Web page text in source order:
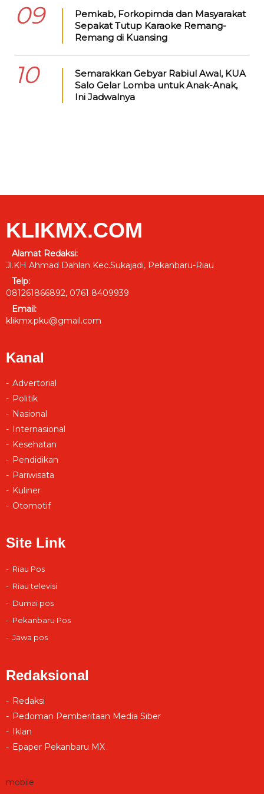
09
Pemkab, Forkopimda dan Masyarakat
Sepakat Tutup Karaoke Remang-
Remang di Kuansing
10
Semarakkan Gebyar Rabiul Awal, KUA
Salo Gelar Lomba untuk Anak-Anak,
Ini Jadwalnya
KLIKMX.COM
Alamat Redaksi:
Jl.KH Ahmad Dahlan Kec.Sukajadi, Pekanbaru-Riau
Telp:
081261866892, 0761 8409939
Email:
klikmx.pku@gmail.com
Kanal
Advertorial
Politik
Nasional
Internasional
Kesehatan
Pendidikan
Pariwisata
Kuliner
Otomotif
Site Link
Riau Pos
Riau televisi
Dumai pos
Pekanbaru Pos
Jawa pos
Redaksional
Redaksi
Pedoman Pemberitaan Media Siber
Iklan
Epaper Pekanbaru MX
mobile